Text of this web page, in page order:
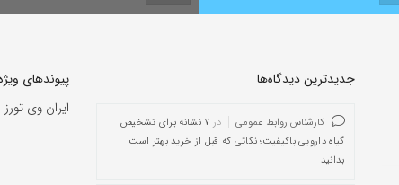
جدیدترین دیدگاه‌‌ها
کارشناس روابط عمومی در
۷ نشانه برای تشخیص
گیاه دارویی باکیفیت؛ نکاتی که قبل از خرید بهتر است
بدانید
پیوندهای
ایران وی تورز